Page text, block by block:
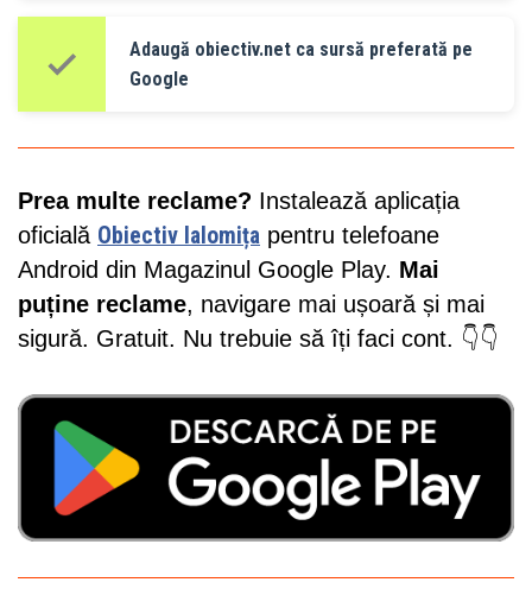
Adaugă obiectiv.net ca sursă preferată pe
Google
Prea multe reclame? Instalează aplicația
oficială Obiectiv Ialomița pentru telefoane
Android din Magazinul Google Play. Mai
puține reclame, navigare mai ușoară și mai
sigură. Gratuit. Nu trebuie să îți faci cont. 👇👇